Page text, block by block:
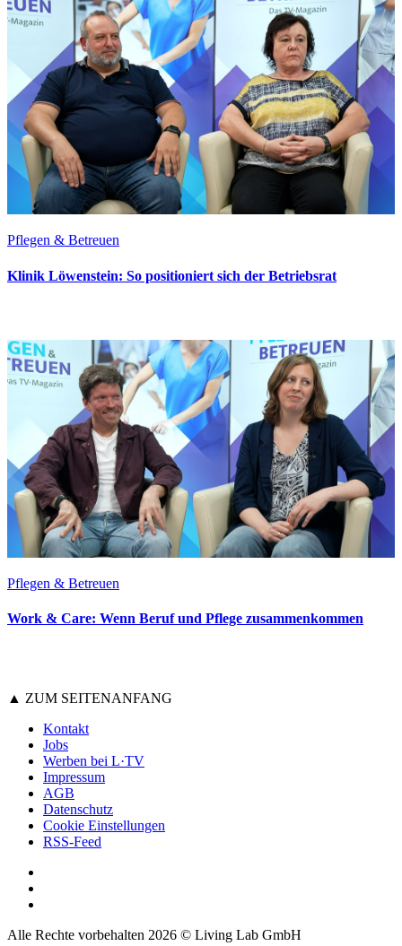
Pflegen & Betreuen
Klinik Löwenstein: So positioniert sich der Betriebsrat
Pflegen & Betreuen
Work & Care: Wenn Beruf und Pflege zusammenkommen
▲ ZUM SEITENANFANG
Kontakt
Jobs
Werben bei L·TV
Impressum
AGB
Datenschutz
Cookie Einstellungen
RSS-Feed
Alle Rechte vorbehalten 2026 © Living Lab GmbH